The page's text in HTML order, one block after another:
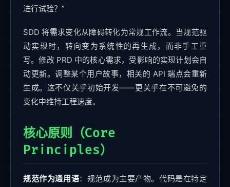
进行试验？”
SDD 将需求变化从障碍转化为常规工作流。当规范驱
动实现时，转向变为系统性的再生成，而非手工重
写。修改 PRD 中的核心需求，受影响的实现计划会自
动更新。调整某个用户故事，相关的 API 端点会重新
生成。这不仅关乎初始开发——更关乎在不可避免的
变化中维持工程速度。
核心原则（Core
Principles）
规范作为通用语：规范成为主要产物。代码是在特定